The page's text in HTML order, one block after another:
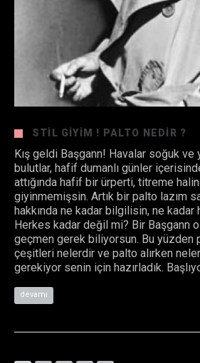
STIL GIYIM ! PALTO NEDIR ?
Kış geldi Başgann! Havalar soğuk ve
bulutlar, hafif dumanlı günler
attığında hafif bir ürperti, titreme
giyinmemişsin. Artık bir palto lazım
hakkında ne kadar bilgilisin, ne kadar
Herkes kadar değil mi? Bir Başgann
geçmen gerek biliyorsun. Bu yüzden
çeşitleri nelerdir ve palto alırken
gerekiyor senin için hazırladık.
devamı